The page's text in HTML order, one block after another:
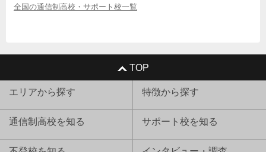
全国の通信制高校・サポート校一覧
TOP
エリアから探す 特徴から探す
通信制高校を知る サポート校を知る